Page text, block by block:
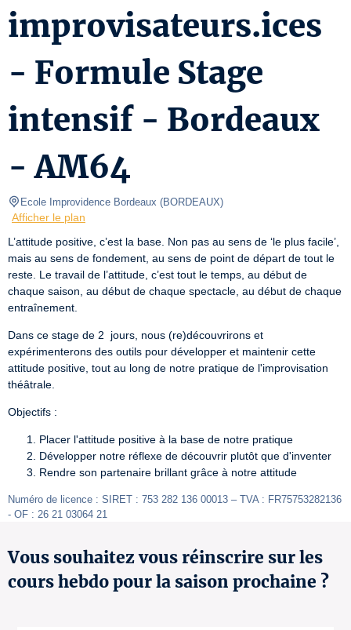
improvisateurs.ices
- Formule Stage
intensif - Bordeaux
- AM64
Ecole Improvidence Bordeaux (BORDEAUX)
Afficher le plan
L’attitude positive, c’est la base. Non pas au sens de ‘le plus facile’,
mais au sens de fondement, au sens de point de départ de tout le
reste. Le travail de l’attitude, c’est tout le temps, au début de
chaque saison, au début de chaque spectacle, au début de chaque
entraînement.
Dans ce stage de 2  jours, nous (re)découvrirons et
expérimenterons des outils pour développer et maintenir cette
attitude positive, tout au long de notre pratique de l'improvisation
théâtrale.
Objectifs :
Placer l'attitude positive à la base de notre pratique
Développer notre réflexe de découvrir plutôt que d'inventer
Rendre son partenaire brillant grâce à notre attitude
Numéro de licence : SIRET : 753 282 136 00013 – TVA : FR75753282136
- OF : 26 21 03064 21
Vous souhaitez vous réinscrire sur les
cours hebdo pour la saison prochaine ?